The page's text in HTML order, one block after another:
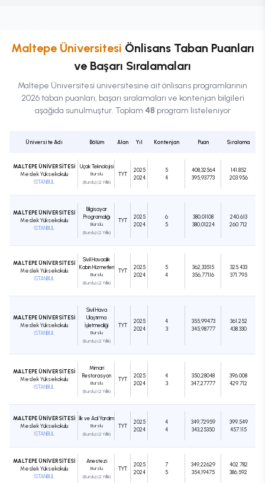
Maltepe Üniversitesi ÖnlisansTaban Puanları
ve Başarı Sıralamaları
Maltepe Üniversitesi üniversitesine aitönlisans programlarının
2026 taban puanları, başarı sıralamaları ve kontenjan bilgileri
aşağıda sunulmuştur. Toplam 48 program listeleniyor
Üniversite Adı Bölüm Alan Yıl Kontenjan Puan Sıralama
MALTEPE ÜNİVERSİTESİ
Meslek Yüksekokulu
İSTANBUL
Uçak Teknolojisi
Burslu
(Burslu) (2 Yıllık)
TYT
2025
2024
5
4
408,32564
395,93773
141.852
203.956
MALTEPE ÜNİVERSİTESİ
Meslek Yüksekokulu
İSTANBUL
Bilgisayar
Programcılığı
Burslu
(Burslu) (2 Yıllık)
TYT
2025
2024
6
5
380,01108
380,01224
240.613
260.712
MALTEPE ÜNİVERSİTESİ
Meslek Yüksekokulu
İSTANBUL
Sivil Havacılık
Kabin Hizmetleri
Burslu
(Burslu) (2 Yıllık)
TYT
2025
2024
5
4
362,33515
356,77116
325.433
371.795
MALTEPE ÜNİVERSİTESİ
Meslek Yüksekokulu
İSTANBUL
Sivil Hava
Ulaştırma
İşletmeciliği
Burslu
(Burslu) (2 Yıllık)
TYT
2025
2024
4
3
355,99473
345,98777
361.252
438.330
MALTEPE ÜNİVERSİTESİ
Meslek Yüksekokulu
İSTANBUL
Mimari
Restorasyon
Burslu
(Burslu) (2 Yıllık)
TYT
2025
2024
4
3
350,28048
347,27777
396.008
429.712
MALTEPE ÜNİVERSİTESİ
Meslek Yüksekokulu
İSTANBUL
İlk ve Acil Yardım
Burslu
(Burslu) (2 Yıllık)
TYT
2025
2024
4
4
349,72959
343,25350
399.549
457.115
MALTEPE ÜNİVERSİTESİ
Meslek Yüksekokulu
İSTANBUL
Anestezi
Burslu
(Burslu) (2 Yıllık)
TYT
2025
2024
7
5
349,22629
354,19475
402.782
386.592